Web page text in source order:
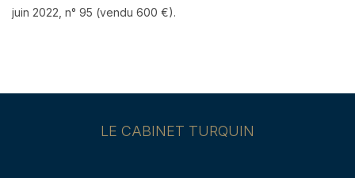
juin 2022, n° 95 (vendu 600 €).
LE CABINET TURQUIN